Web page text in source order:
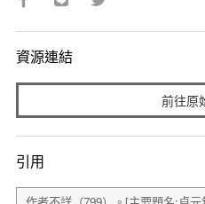
資源連結
前往原
引用